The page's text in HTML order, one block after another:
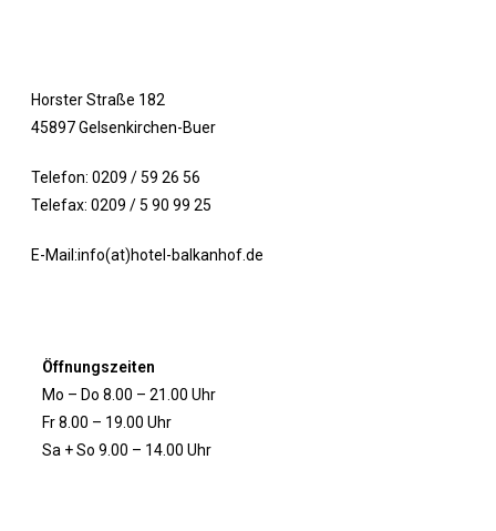
Horster Straße 182
45897 Gelsenkirchen-Buer
Telefon: 0209 / 59 26 56
Telefax: 0209 / 5 90 99 25
E-Mail:info(at)hotel-balkanhof.de
Öffnungszeiten
Mo – Do 8.00 – 21.00 Uhr
Fr 8.00 – 19.00 Uhr
Sa + So 9.00 – 14.00 Uhr